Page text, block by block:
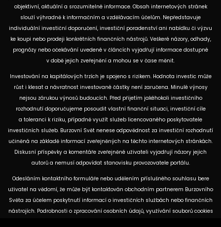
objektivní, aktuální a srozumitelné informace. Obsah internetových stránek
slouží výhradně k informačním a vzdělávacím účelům. Nepředstavuje
individuální investiční doporučení, investiční poradenství ani nabídku či výzvu
ke koupi nebo prodeji konkrétních finančních nástrojů. Veškeré názory, odhady,
prognózy nebo očekávání uvedené v článcích vyjadřují informace dostupné
v době jejich zveřejnění a mohou se v čase měnit.
Investování na kapitálových trzích je spojeno s rizikem. Hodnota investic může
růst i klesat a návratnost investované částky není zaručena. Minulé výnosy
nejsou zárukou výnosů budoucích. Před přijetím jakéhokoli investičního
rozhodnutí doporučujeme posoudit vlastní finanční situaci, investiční cíle
a toleranci k riziku, případně využít služeb licencovaného poskytovatele
investičních služeb. Burzovní Svět nenese odpovědnost za investiční rozhodnutí
učiněná na základě informací zveřejněných na těchto internetových stránkách.
Diskusní příspěvky a komentáře zveřejněné uživateli vyjadřují názory jejich
autorů a nemusí odpovídat stanovisku provozovatele portálu.
Odesláním kontaktního formuláře nebo udělením příslušného souhlasu bere
uživatel na vědomí, že může být kontaktován obchodním partnerem Burzovního
Světa za účelem poskytnutí informací o investičních službách nebo finančních
nástrojích. Podrobnosti o zpracování osobních údajů, využívání souborů cookies